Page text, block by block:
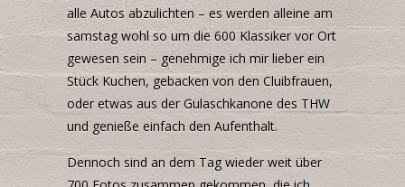
alle Autos abzulichten – es werden alleine am
samstag wohl so um die 600 Klassiker vor Ort
gewesen sein – genehmige ich mir lieber ein
Stück Kuchen, gebacken von den Cluibfrauen,
oder etwas aus der Gulaschkanone des THW
und genieße einfach den Aufenthalt.
Dennoch sind an dem Tag wieder weit über